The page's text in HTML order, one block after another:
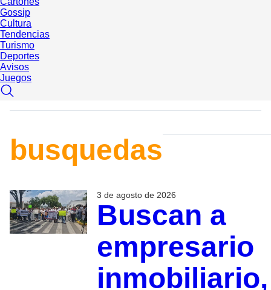
Gossip
Cultura
Tendencias
Turismo
Deportes
Avisos
Juegos
busquedas
3 de agosto de 2026
Buscan a
empresario
inmobiliario,